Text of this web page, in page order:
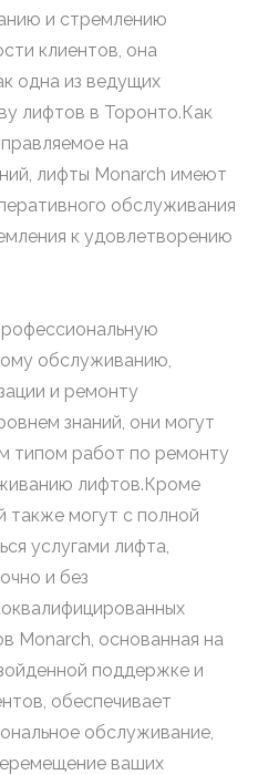
и стремлению
клиентов, она
одна из ведущих
лифтов в Торонто.Как
на
лифты Monarch имеют
обслуживания
к удовлетворению
обслуживанию,
и ремонту
знаний, они могут
типом работ по ремонту
лифтов.Кроме
также могут с полной
услугами лифта,
и без
Monarch, основанная на
поддержке и
обеспечивает
обслуживание,
ваших